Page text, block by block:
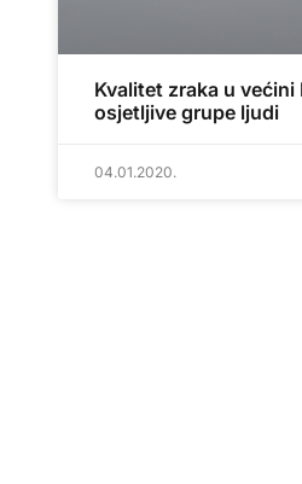
Kvalitet zraka u
osjetljive grupe ljudi
04.01.2020.